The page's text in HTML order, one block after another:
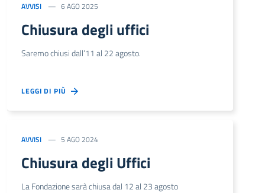
AVVISI 6 AGO 2025
Chiusura degli uffici
Saremo chiusi dall’11 al 22 agosto.
LEGGI DI PIÙ
AVVISI 5 AGO 2024
Chiusura degli Uffici
La Fondazione sarà chiusa dal 12 al 23 agosto